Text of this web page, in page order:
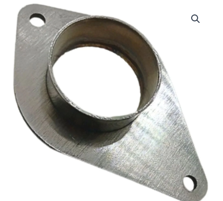
Jahutustoru
16211PC6010
sobib
Honda.
Roostevaba
kogus